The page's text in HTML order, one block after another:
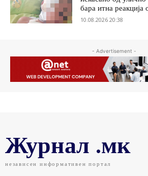
бара итна реакција
10.08.2026 20:38
- Advertisement -
Журнал .мк
независен информативен портал